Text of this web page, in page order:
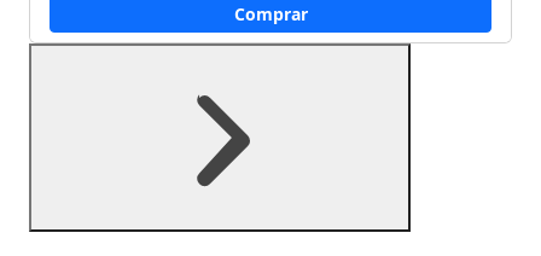
Comprar